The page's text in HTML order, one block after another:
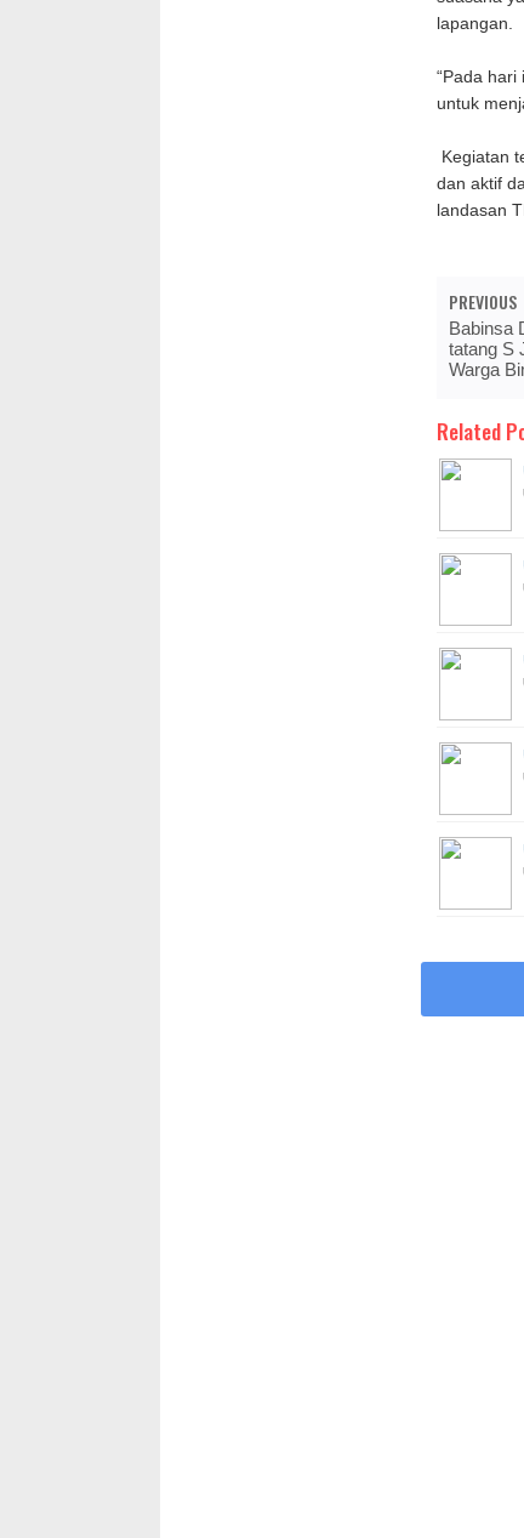
lapangan.
“Pada
untuk
Kegiatan
dan aktif
landasan
PREVIOUS
Babinsa
tatang S
Warga
Related